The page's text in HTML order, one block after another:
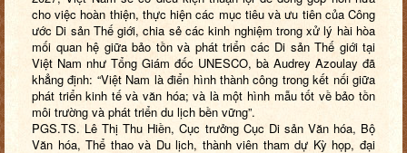
cho việc hoàn thiện, thực hiện các mục tiêu và ưu tiên của Công
ước Di sản Thế giới, chia sẻ các kinh nghiệm trong xử lý hài hòa
mối quan hệ giữa bảo tồn và phát triển các Di sản Thế giới tại
Việt Nam như Tổng Giám đốc UNESCO, bà Audrey Azoulay đã
khẳng định: “Việt Nam là điển hình thành công trong kết nối giữa
phát triển kinh tế và văn hóa; và là một hình mẫu tốt về bảo tồn
môi trường và phát triển du lịch bền vững”.
PGS.TS. Lê Thị Thu Hiền, Cục trưởng Cục Di sản Văn hóa, Bộ
Văn hóa, Thể thao và Du lịch, thành viên tham dự Kỳ họp, đại